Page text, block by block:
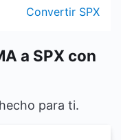
Convertir SPX
a SPX con
para ti.